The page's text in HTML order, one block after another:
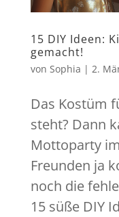
15 DIY Ideen:
gemacht!
von Sophia | 2.
Das Kostüm
steht? Dann
Mottoparty
Freunden ja
noch die
15 süße DIY